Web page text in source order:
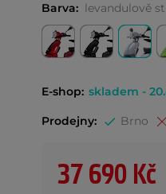
Barva: levandulově
E-shop: skladem -
Prodejny: Brno
37 690 Kč